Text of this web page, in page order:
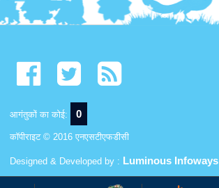
आगंतुकों का कोई: 0
कॉपीराइट © 2016 एनएसटीएफडीसी
Designed & Developed by : Luminous Infoways